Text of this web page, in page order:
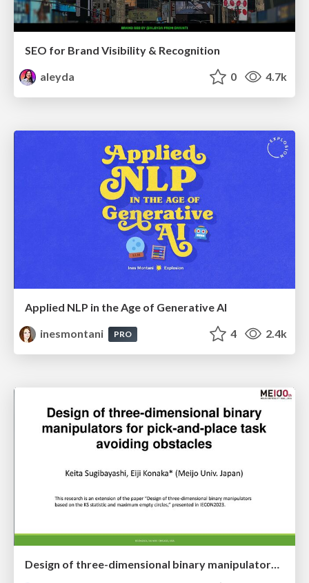
SEO for Brand Visibility & Recognition
aleyda
0 4.7k
Applied NLP in the Age of Generative AI
inesmontani
PRO 4 2.4k
Design of three-dimensional binary manipulators for pick-and-place task avoiding obstacles (IECON2024)